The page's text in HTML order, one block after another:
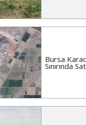
Bursa
Sınırında